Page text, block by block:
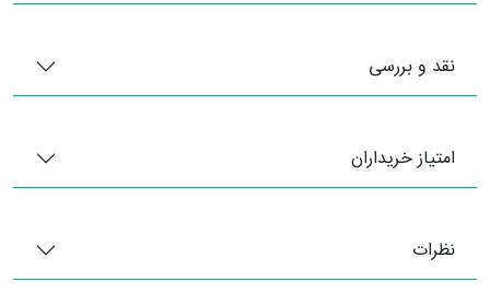
نقد و بررسی
امتیاز خریداران
نظرات